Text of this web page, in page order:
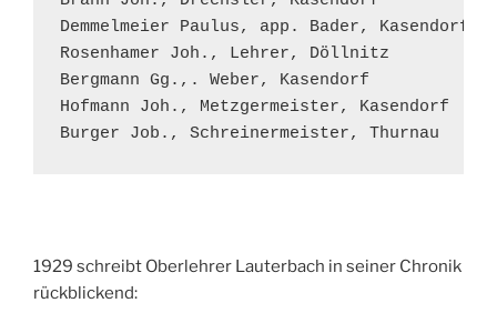
Demmelmeier Paulus, app. Bader, Kasendorf
Rosenhamer Joh., Lehrer, Döllnitz
Bergmann Gg.,. Weber, Kasendorf
Hofmann Joh., Metzgermeister, Kasendorf
Burger Job., Schreinermeister, Thurnau
1929 schreibt Oberlehrer Lauterbach in seiner Chronik
rückblickend: